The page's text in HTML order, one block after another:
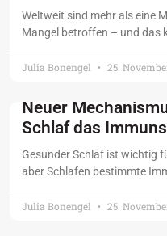
Weltweit sind mehr als eine
Mangel betroffen – und das
Julia Bonengel 25.
Neuer
Schlaf das
Gesunder Schlaf ist wichtig
aber Schlafen bestimmte
Julia Bonengel 25.